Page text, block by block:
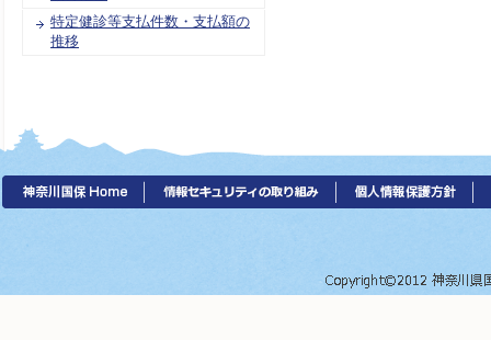
特定健診等支払件数・支払額の
推移